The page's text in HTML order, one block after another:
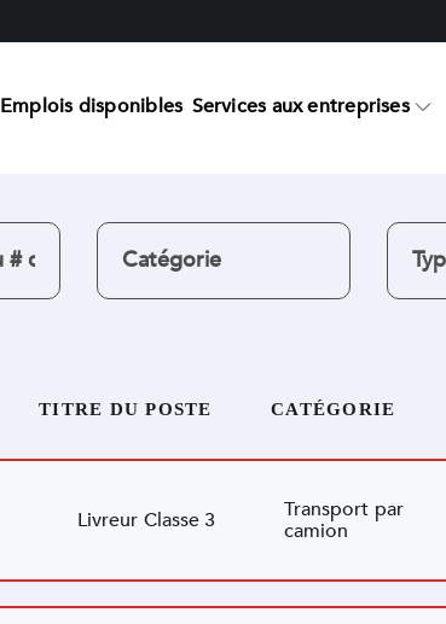
Emplois disponibles Services aux entreprises
TITRE DU POSTE CATÉGORIE
Livreur Classe 3
Transport par
camion